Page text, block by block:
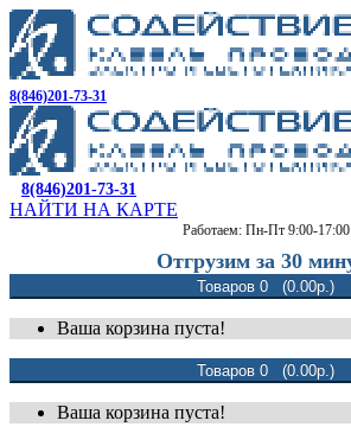
8(846)201-73-31
8(846)201-73-31
НАЙТИ НА КАРТЕ
Работаем: Пн-Пт 9:00-17:00
Отгрузим за 30
Товаров 0 (0.00р.)
Ваша корзина пуста!
Товаров 0 (0.00р.)
Ваша корзина пуста!